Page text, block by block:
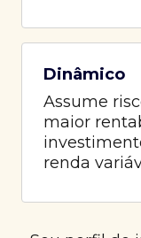
Dinâmico
Assume
maior
renda